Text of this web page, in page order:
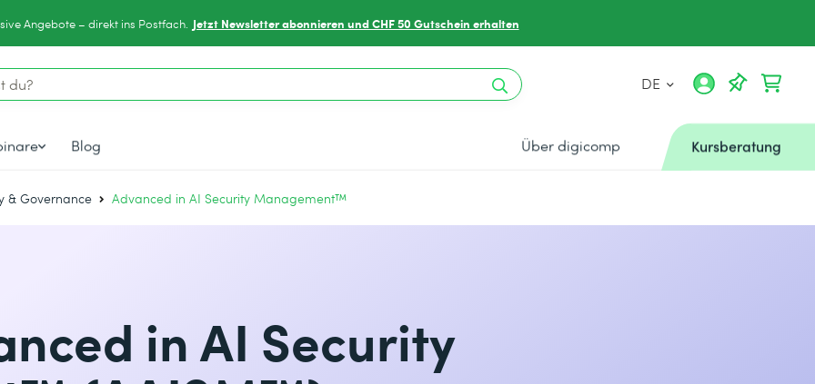
Angebote – direkt ins Postfach. Jetzt Newsletter abonnieren und CHF 50 Gutschein erhalten
DE
Blog Über digicomp Kursberatung
& Governance Advanced in AI Security Management™
in AI Security